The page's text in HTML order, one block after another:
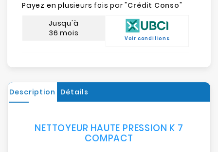
Payez en plusieurs fois par "Crédit Conso"
Jusqu'à
36 mois
Voir conditions
Description Détails
NETTOYEUR HAUTE PRESSION K 7
COMPACT